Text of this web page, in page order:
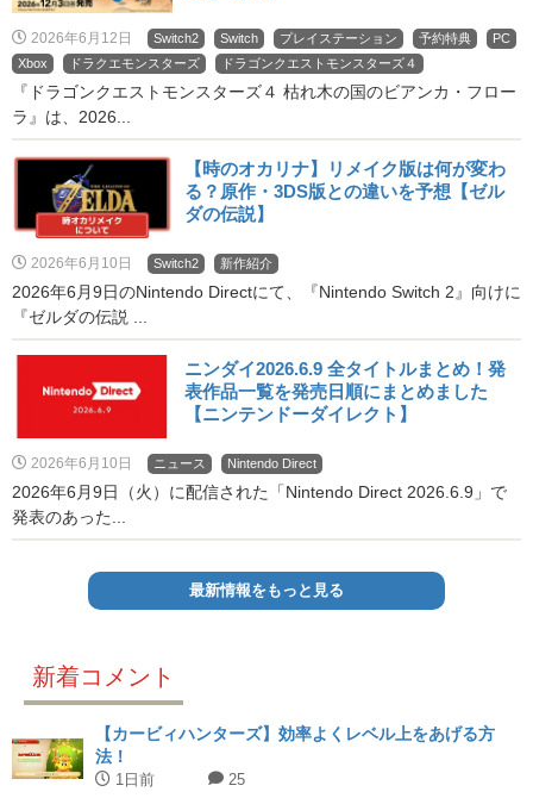
2026年6月12日 Switch2 Switch プレイステーション 予約特典
PC
Xbox
ドラクエモンスターズ ドラゴンクエストモンスターズ４
『ドラゴンクエストモンスターズ４ 枯れ木の国のビアンカ・フロー
ラ』は、2026...
【時のオカリナ】リメイク版は何が変わ
る？原作・3DS版との違いを予想【ゼル
ダの伝説】
2026年6月10日 Switch2 新作紹介
2026年6月9日のNintendo Directにて、『Nintendo Switch 2』向けに
『ゼルダの伝説 ...
ニンダイ2026.6.9 全タイトルまとめ！発
表作品一覧を発売日順にまとめました
【ニンテンドーダイレクト】
2026年6月10日 ニュース Nintendo Direct
2026年6月9日（火）に配信された「Nintendo Direct 2026.6.9」で
発表のあった...
最新情報をもっと見る
新着コメント
【カービィハンターズ】効率よくレベル上をあげる方
法！
1日前 25